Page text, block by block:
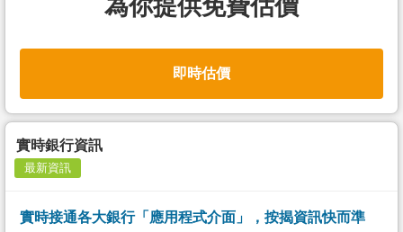
為你提供免費估價
即時估價
實時銀行資訊
最新資訊
實時接通各大銀行「應用程式介面」，按揭資訊快而準